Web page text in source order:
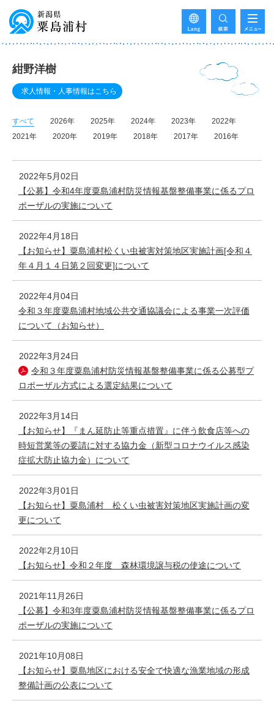
紺野洋樹
求人情報・人事情報はこちら
すべて 2026年 2025年 2024年 2023年
2022年
2021年
2020年 2019年 2018年 2017年 2016年
2022年5月02日
【公募】令和4年度粟島浦村防災情報基盤整備事業に係るプロ
ポーザルの実施について
2022年4月18日
【お知らせ】粟島浦村松くい虫被害対策地区実施計画[令和４
年４月１４日第２回変更]について
2022年4月04日
令和３年度粟島浦村地域公共交通協議会による事業一次評価
について（お知らせ）
2022年3月24日
令和３年度粟島浦村防災情報基盤整備事業に係る公募型プ
ロポーザル方式による選定結果について
2022年3月14日
【お知らせ】『まん延防止等重点措置』に伴う飲食店等への
時短営業等の要請に対する協力金（新型コロナウイルス感染
症拡大防止協力金）について
2022年3月01日
【お知らせ】粟島浦村 松くい虫被害対策地区実施計画の変
更について
2022年2月10日
【お知らせ】令和２年度 森林環境譲与税の使途について
2021年11月26日
【公募】令和3年度粟島浦村防災情報基盤整備事業に係るプロ
ポーザルの実施について
2021年10月08日
【お知らせ】粟島地区における安全で快適な漁業地域の形成
整備計画の公表について